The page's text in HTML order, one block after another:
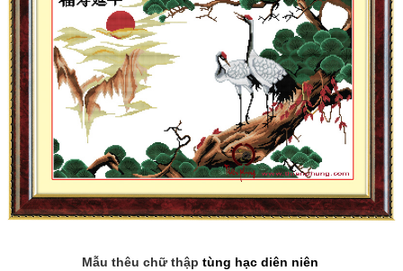
Mẫu thêu chữ thập tùng hạc diên niên